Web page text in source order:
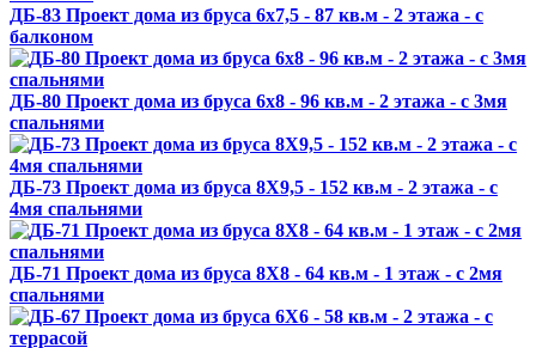
ДБ-83 Проект дома из бруса 6х7,5 - 87 кв.м - 2 этажа - с
балконом
ДБ-80 Проект дома из бруса 6х8 - 96 кв.м - 2 этажа - с 3мя
спальнями
ДБ-73 Проект дома из бруса 8X9,5 - 152 кв.м - 2 этажа - с
4мя спальнями
ДБ-71 Проект дома из бруса 8X8 - 64 кв.м - 1 этаж - с 2мя
спальнями